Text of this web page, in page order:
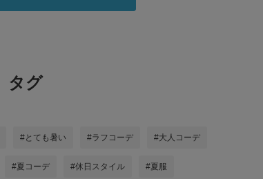
タグ
#とても暑い #ラフコーデ #大人コーデ
#夏コーデ #休日スタイル #夏服